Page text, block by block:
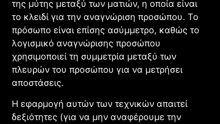
της μύτης μεταξύ των ματιών, η οποία είναι
το κλειδί για την αναγνώριση προσώπου. Το
πρόσωπο είναι επίσης ασύμμετρο, καθώς το
λογισμικό αναγνώρισης προσώπου
χρησιμοποιεί τη συμμετρία μεταξύ των
πλευρών του προσώπου για να μετρήσει
αποστάσεις.
Η εφαρμογή αυτών των τεχνικών απαιτεί
δεξιότητες (για να μην αναφέρουμε την